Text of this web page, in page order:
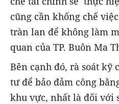
cũng cần khống chế
tràn lan để không làm
quan của TP. Buôn Ma
Bên cạnh đó, rà soát kỹ
tư để bảo đảm công
khu vực, nhất là đối với